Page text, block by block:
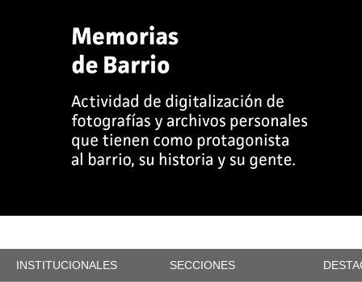
INSTITUCIONALES SECCIONES